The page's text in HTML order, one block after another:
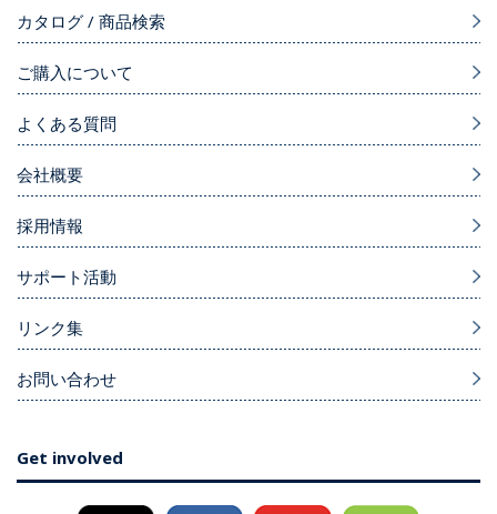
カタログ / 商品検索
ご購入について
よくある質問
会社概要
採用情報
サポート活動
リンク集
お問い合わせ
Get involved